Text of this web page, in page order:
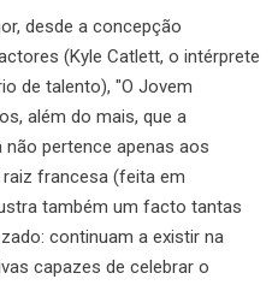
desde a concepção
(Kyle Catlett, o intérprete
de talento), "O Jovem
além do mais, que a
não pertence apenas aos
francesa (feita em
também um facto tantas
continuam a existir na
capazes de celebrar o